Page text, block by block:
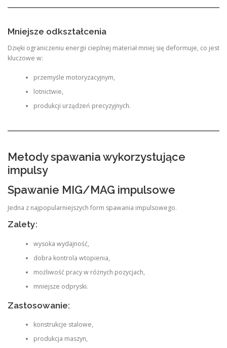
Mniejsze odkształcenia
Dzięki ograniczeniu energii cieplnej materiał mniej się deformuje, co jest
kluczowe w:
przemyśle motoryzacyjnym,
lotnictwie,
produkcji urządzeń precyzyjnych.
Metody spawania wykorzystujące
impulsy
Spawanie MIG/MAG impulsowe
Jedna z najpopularniejszych form spawania impulsowego.
Zalety:
wysoka wydajność,
dobra kontrola wtopienia,
możliwość pracy w różnych pozycjach,
mniejsze odpryski.
Zastosowanie:
konstrukcje stalowe,
produkcja maszyn,